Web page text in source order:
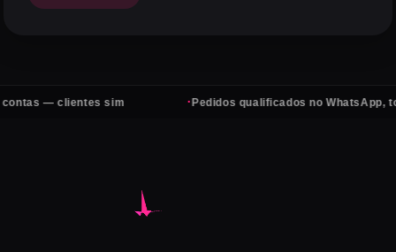
clientes sim Pedidos qualificados no WhatsApp, todos os